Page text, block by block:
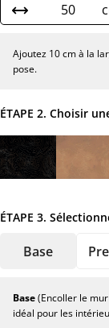
Ajoutez 10 cm à la
pose.
ÉTAPE 2. Choisir
ÉTAPE 3.
Base
Base(Encoller le
idéal pour les